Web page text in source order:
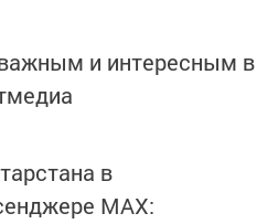
и интересным в
в
MАХ: